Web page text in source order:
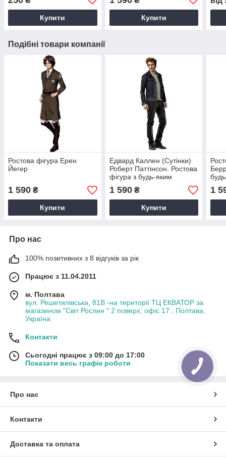
Купити
під замовлення
Купити
Подібні товари компанії
Ростова фігура Ерен
Йегер
1 590 ₴
Купити
Едвард Каллен (Сутінки)
Роберт Паттінсон. Ростова
фігура з будь-яким
зображенням під
замовлення
1 590₴
Купити
під
1
Про нас
100% позитивних з 8 відгуків за рік
Працює з 11.04.2011
м. Полтава
вул. Решетилівська, 81В -на території ТЦ ЕКВАТОР за
магазином "Світ Рослин " 2 поверх, офіс 17 , Полтава,
Україна
Контакти
Сьогодні працює з 09:00 до 17:00
Показати весь графік роботи
Про нас
Контакти
Доставка та оплата